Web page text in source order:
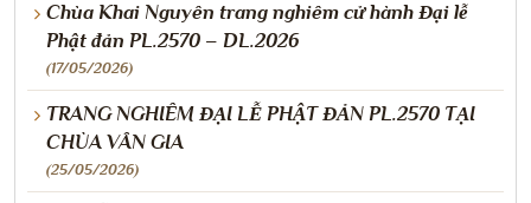
Chùa Khai Nguyên trang nghiêm cử hành Đại lễ
Phật đản PL.2570 – DL.2026
(17/05/2026)
TRANG NGHIÊM ĐẠI LỄ PHẬT ĐẢN PL.2570 TẠI
CHÙA VÂN GIA
(25/05/2026)